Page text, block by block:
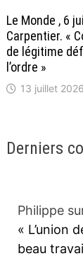
Le Monde , 6
Carpentier. «
de légitime
l’ordre »
13 juillet 2026
Derniers
Philippe
« L’union
beau